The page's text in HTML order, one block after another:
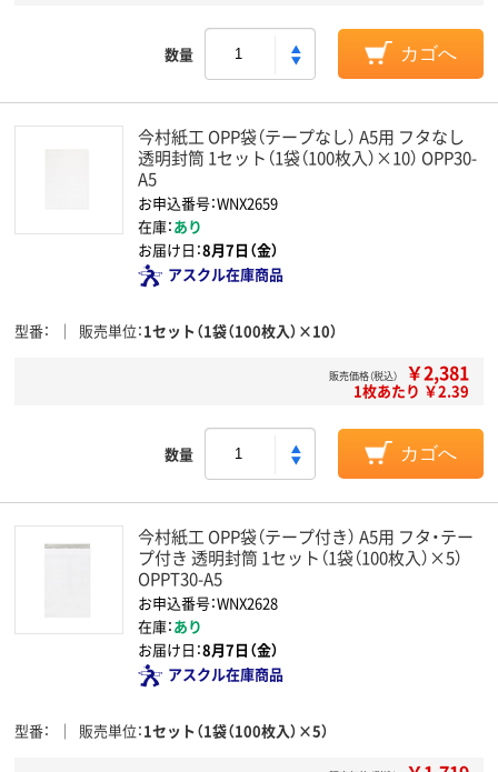
数量 カゴへ
今村紙工 OPP袋（テープなし） A5用 フタなし
透明封筒 1セット（1袋（100枚入）×10） OPP30-
A5
お申込番号：WNX2659
在庫：あり
お届け日：8月7日（金）
アスクル在庫商品
型番 販売単位 1セット（1袋（100枚入）×10）
販売価格（税込） ￥2,381
1枚あたり ￥2.39
数量 カゴへ
今村紙工 OPP袋（テープ付き） A5用 フタ・テー
プ付き 透明封筒 1セット（1袋（100枚入）×5）
OPPT30-A5
お申込番号：WNX2628
在庫：あり
お届け日：8月7日（金）
アスクル在庫商品
型番 販売単位 1セット（1袋（100枚入）×5）